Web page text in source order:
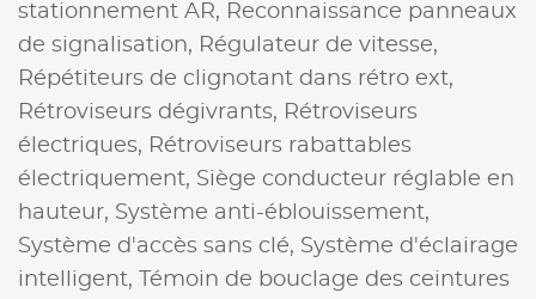
stationnement AR, Reconnaissance panneaux
de signalisation, Régulateur de vitesse,
Répétiteurs de clignotant dans rétro ext,
Rétroviseurs dégivrants, Rétroviseurs
électriques, Rétroviseurs rabattables
électriquement, Siège conducteur réglable en
hauteur, Système anti-éblouissement,
Système d'accès sans clé, Système d'éclairage
intelligent,
Témoin de bouclage des ceintures